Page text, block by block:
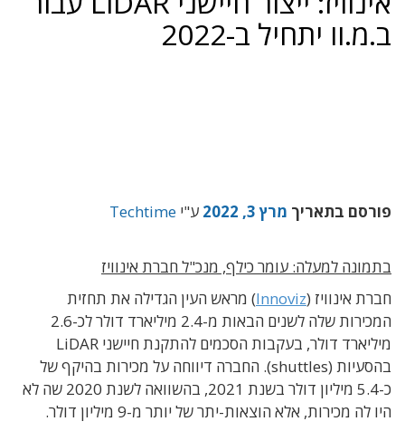
ב.מ.וו יתחיל ב-2022
פורסם בתאריך מרץ 3, 2022 ע"י Techtime
בתמונה למעלה: עומר כילף, מנכ"ל חברת אינוויז
חברת אינוויז (Innoviz) מראש העין הגדילה את תחזית
המכירות שלה לשנים הבאות מ-2.4 מיליארד דולר לכ-2.6
מיליארד דולר, בעקבות הסכמים להתקנת חיישני LiDAR
בהסעיות (shuttles). החברה דיווחה על מכירות בהיקף של
כ-5.4 מיליון דולר בשנת 2021, בהשוואה לשנת 2020 שה לא
היו לה מכירות, אלא הוצאות-יתר של יותר מ-9 מיליון דולר.